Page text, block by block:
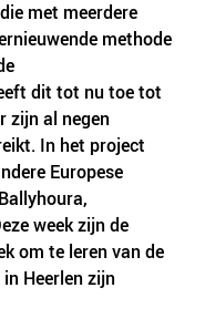
met meerdere
methode
dit tot nu toe tot
zijn al negen
In het project
Europese
week zijn de
om te leren van de
Heerlen zijn